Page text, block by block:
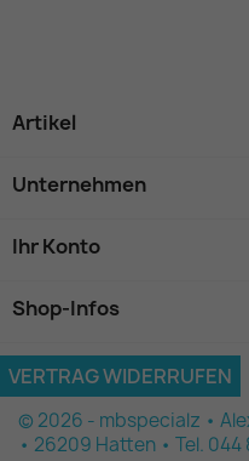
Artikel
Unternehmen
Ihr Konto
Shop-Infos
VERTRAG WIDERRUFEN
© 2026 - mbspecialz •
• 26209 Hatten • Tel. 044